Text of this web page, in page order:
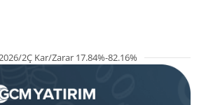
2Ç Kar/Zarar 17.84%-82.16%